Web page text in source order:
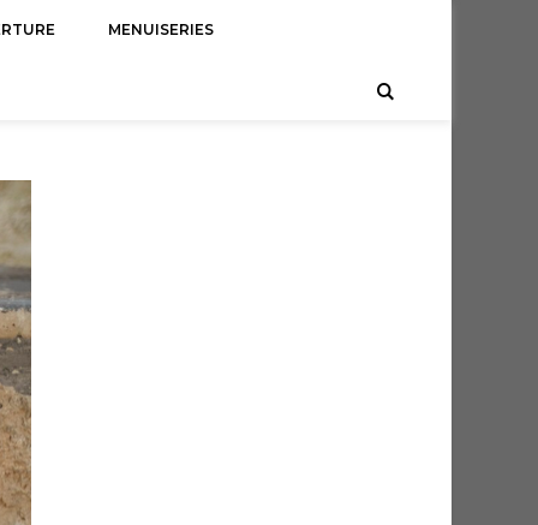
MENUISERIES